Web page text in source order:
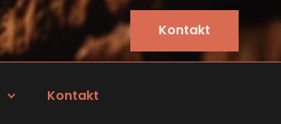
Kontakt
Kontakt